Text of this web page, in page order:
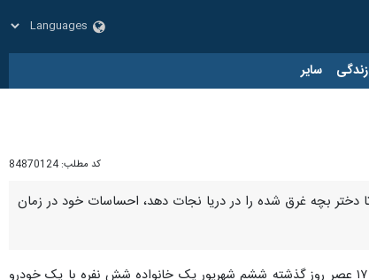
زندگی سایر
کد مطلب: 84870124